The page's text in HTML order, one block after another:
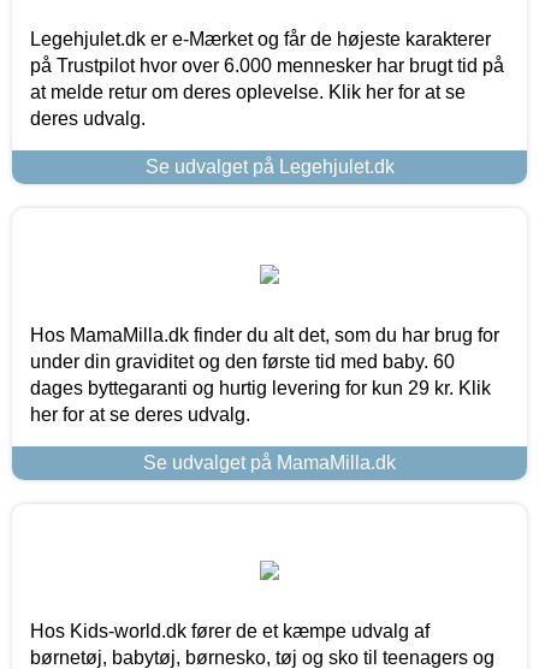
Legehjulet.dk er e-Mærket og får de højeste karakterer
på Trustpilot hvor over 6.000 mennesker har brugt tid på
at melde retur om deres oplevelse. Klik her for at se
deres udvalg.
Se udvalget på Legehjulet.dk
Hos MamaMilla.dk finder du alt det, som du har brug for
under din graviditet og den første tid med baby. 60
dages byttegaranti og hurtig levering for kun 29 kr. Klik
her for at se deres udvalg.
Se udvalget på MamaMilla.dk
Hos Kids-world.dk fører de et kæmpe udvalg af
børnetøj, babytøj, børnesko, tøj og sko til teenagers og